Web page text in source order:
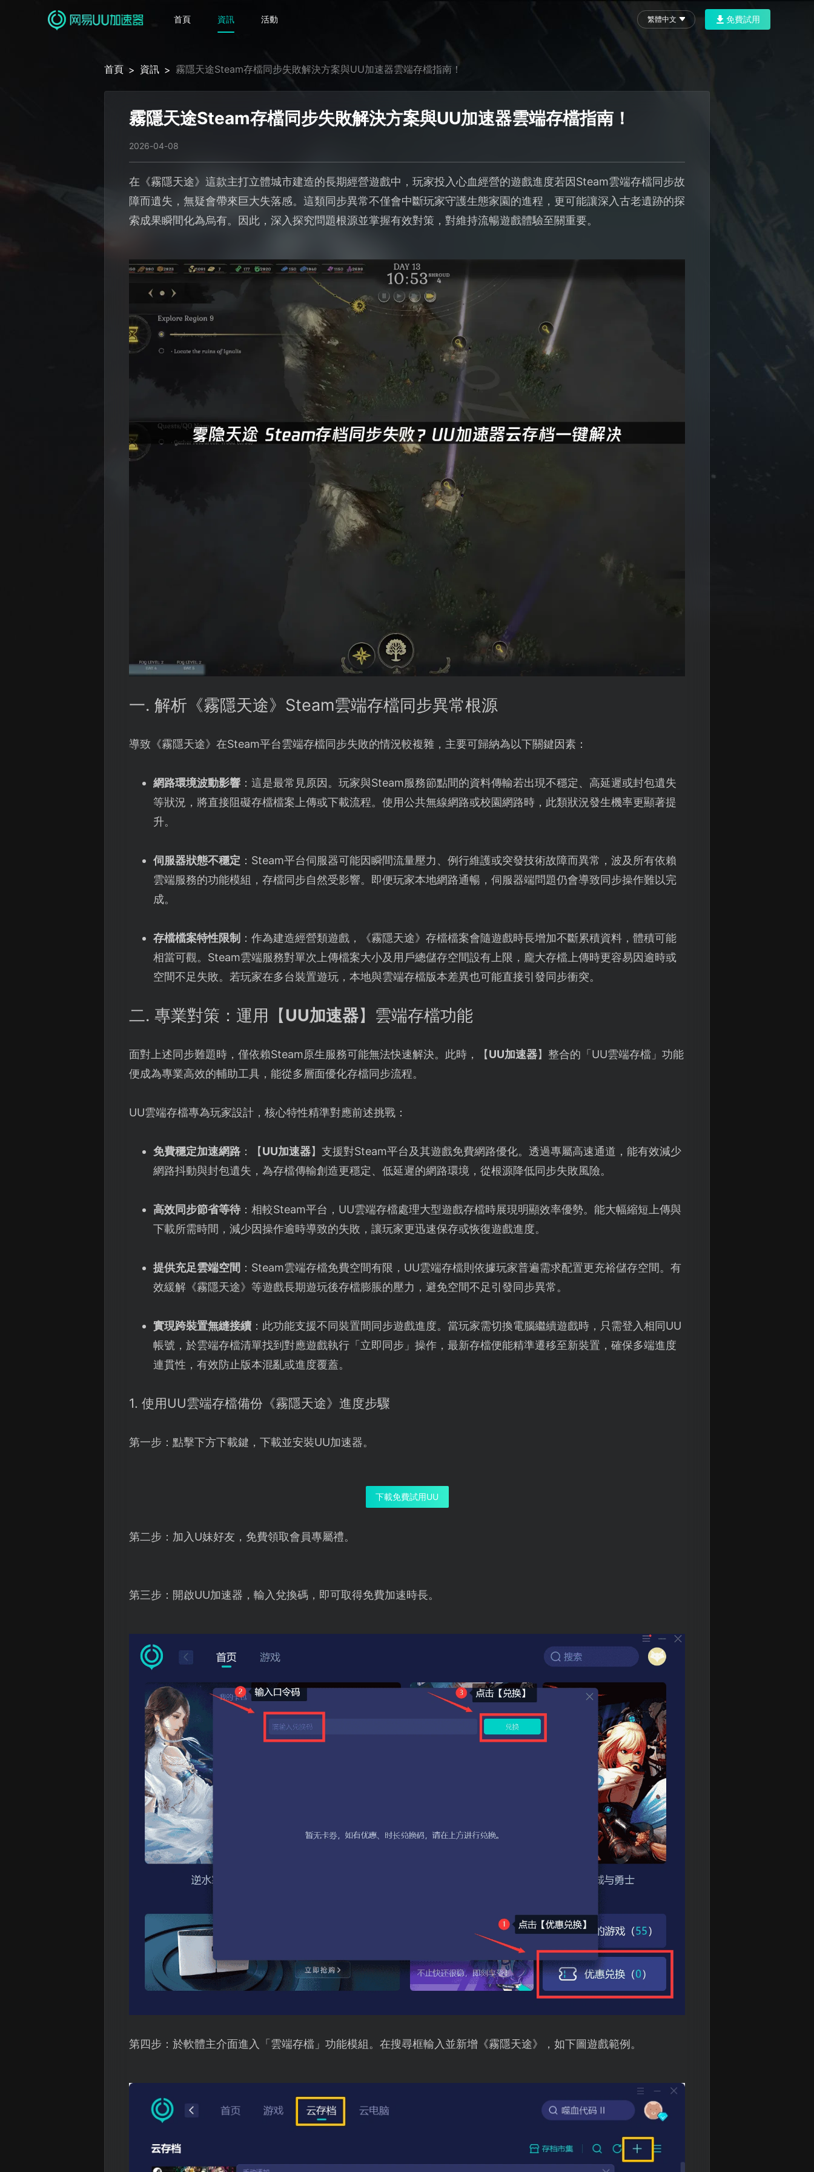
首頁 資訊 活動 繁體中文 免費試用
首頁 > 資訊 > 霧隱天途Steam存檔同步失敗解決方案與UU加速器雲端存檔指南！
霧隱天途Steam存檔同步失敗解決方案與UU加速器雲端存檔指南！
2026-04-08
在《霧隱天途》這款主打立體城市建造的長期經營遊戲中，玩家投入心血經營的遊戲進度若因Steam雲端存檔同步故
障而遺失，無疑會帶來巨大失落感。這類同步異常不僅會中斷玩家守護生態家園的進程，更可能讓深入古老遺跡的探
索成果瞬間化為烏有。因此，深入探究問題根源並掌握有效對策，對維持流暢遊戲體驗至關重要。
一. 解析《霧隱天途》Steam雲端存檔同步異常根源
導致《霧隱天途》在Steam平台雲端存檔同步失敗的情況較複雜，主要可歸納為以下關鍵因素：
網路環境波動影響：這是最常見原因。玩家與Steam服務節點間的資料傳輸若出現不穩定、高延遲或封包遺失
等狀況，將直接阻礙存檔檔案上傳或下載流程。使用公共無線網路或校園網路時，此類狀況發生機率更顯著提
升。
伺服器狀態不穩定 ：Steam平台伺服器可能因瞬間流量壓力、例行維護或突發技術故障而異常，波及所有依賴
雲端服務的功能模組，存檔同步自然受影響。即便玩家本地網路通暢，伺服器端問題仍會導致同步操作難以完
成。
存檔檔案特性限制 ：作為建造經營類遊戲，《霧隱天途》存檔檔案會隨遊戲時長增加不斷累積資料，體積可能
相當可觀。Steam雲端服務對單次上傳檔案大小及用戶總儲存空間設有上限，龐大存檔上傳時更容易因逾時或
空間不足失敗。若玩家在多台裝置遊玩，本地與雲端存檔版本差異也可能直接引發同步衝突。
二. 專業對策：運用【UU加速器】雲端存檔功能
面對上述同步難題時，僅依賴Steam原生服務可能無法快速解決。此時，【UU加速器】整合的「UU雲端存檔」功能
便成為專業高效的輔助工具，能從多層面優化存檔同步流程。
UU雲端存檔專為玩家設計，核心特性精準對應前述挑戰：
免費穩定加速網路：【UU加速器】支援對Steam平台及其遊戲免費網路優化。透過專屬高速通道，能有效減少
網路抖動與封包遺失，為存檔傳輸創造更穩定、低延遲的網路環境，從根源降低同步失敗風險。
高效同步節省等待：相較Steam平台，UU雲端存檔處理大型遊戲存檔時展現明顯效率優勢。能大幅縮短上傳與
下載所需時間，減少因操作逾時導致的失敗，讓玩家更迅速保存或恢復遊戲進度。
提供充足雲端空間 ：Steam雲端存檔免費空間有限，UU雲端存檔則依據玩家普遍需求配置更充裕儲存空間。有
效緩解《霧隱天途》等遊戲長期遊玩後存檔膨脹的壓力，避免空間不足引發同步異常。
實現跨裝置無縫接續：此功能支援不同裝置間同步遊戲進度。當玩家需切換電腦繼續遊戲時，只需登入相同UU
帳號，於雲端存檔清單找到對應遊戲執行「立即同步」操作，最新存檔便能精準遷移至新裝置，確保多端進度
連貫性，有效防止版本混亂或進度覆蓋。
1. 使用UU雲端存檔備份《霧隱天途》進度步驟
第一步：點擊下方下載鍵，下載並安裝UU加速器。
下載免費試用UU
第二步：加入U妹好友，免費領取會員專屬禮。
第三步：開啟UU加速器，輸入兌換碼，即可取得免費加速時長。
第四步：於軟體主介面進入「雲端存檔」功能模組。在搜尋框輸入並新增《霧隱天途》，如下圖遊戲範例。